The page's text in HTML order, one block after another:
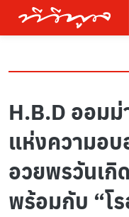
H.B.D ออม
แห่งความอ
อวยพรวันเกิ
พร้อมกับ “โ